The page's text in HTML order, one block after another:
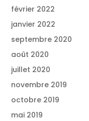
février 2022
janvier 2022
septembre 2020
août 2020
juillet 2020
novembre 2019
octobre 2019
mai 2019